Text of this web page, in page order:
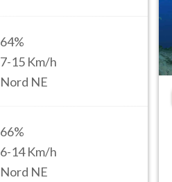
64%
7-15 Km/h
Nord NE
66%
6-14Km/h
Nord NE